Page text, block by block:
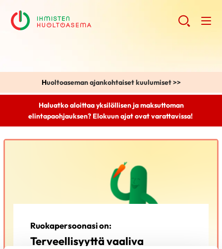
Huoltoaseman ajankohtaiset kuulumiset >>
Haluatko aloittaa yksilöllisen ja maksuttoman
elintapaohjauksen? Elokuun ajat ovat varattavissa!
Ruokapersoonasi on:
Terveellisyyttä vaaliva